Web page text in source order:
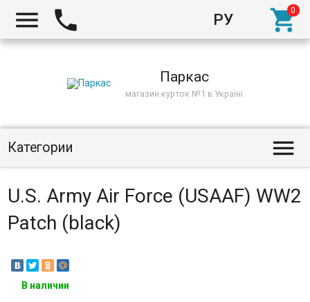
РУ
  
Паркас
магазин курток №1 в Україні
Категории 
U.S. Army Air Force (USAAF) WW2
Patch (black)
В наличии